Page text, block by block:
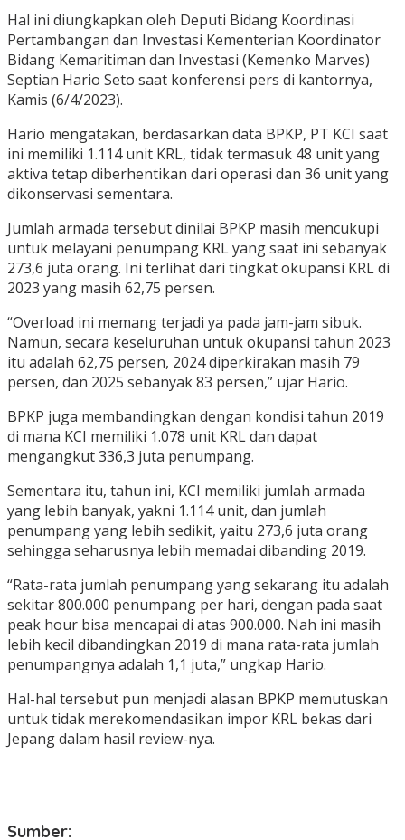
Hal ini diungkapkan oleh Deputi Bidang Koordinasi
Pertambangan dan Investasi Kementerian Koordinator
Bidang Kemaritiman dan Investasi (Kemenko Marves)
Septian Hario Seto saat konferensi pers di kantornya,
Kamis (6/4/2023).
Hario mengatakan, berdasarkan data BPKP, PT KCI saat
ini memiliki 1.114 unit KRL, tidak termasuk 48 unit yang
aktiva tetap diberhentikan dari operasi dan 36 unit yang
dikonservasi sementara.
Jumlah armada tersebut dinilai BPKP masih mencukupi
untuk melayani penumpang KRL yang saat ini sebanyak
273,6 juta orang. Ini terlihat dari tingkat okupansi KRL di
2023 yang masih 62,75 persen.
“Overload ini memang terjadi ya pada jam-jam sibuk.
Namun, secara keseluruhan untuk okupansi tahun 2023
itu adalah 62,75 persen, 2024 diperkirakan masih 79
persen, dan 2025 sebanyak 83 persen,” ujar Hario.
BPKP juga membandingkan dengan kondisi tahun 2019
di mana KCI memiliki 1.078 unit KRL dan dapat
mengangkut 336,3 juta penumpang.
Sementara itu, tahun ini, KCI memiliki jumlah armada
yang lebih banyak, yakni 1.114 unit, dan jumlah
penumpang yang lebih sedikit, yaitu 273,6 juta orang
sehingga seharusnya lebih memadai dibanding 2019.
“Rata-rata jumlah penumpang yang sekarang itu adalah
sekitar 800.000 penumpang per hari, dengan pada saat
peak hour bisa mencapai di atas 900.000. Nah ini masih
lebih kecil dibandingkan 2019 di mana rata-rata jumlah
penumpangnya adalah 1,1 juta,” ungkap Hario.
Hal-hal tersebut pun menjadi alasan BPKP memutuskan
untuk tidak merekomendasikan impor KRL bekas dari
Jepang dalam hasil review-nya.
Sumber: